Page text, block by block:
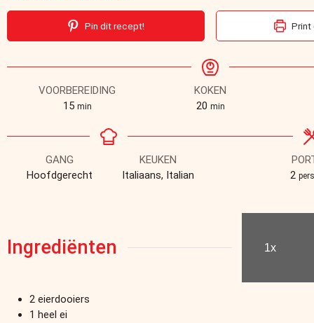
Pin dit recept! Print
VOORBEREIDING
15 min
KOKEN
20 min
GANG
Hoofdgerecht
KEUKEN
Italiaans, Italian
2
Ingrediënten 1x
2 eierdooiers
1 heel ei